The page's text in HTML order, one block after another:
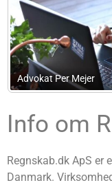
Info om
Regnskab.dk ApS er
Danmark.